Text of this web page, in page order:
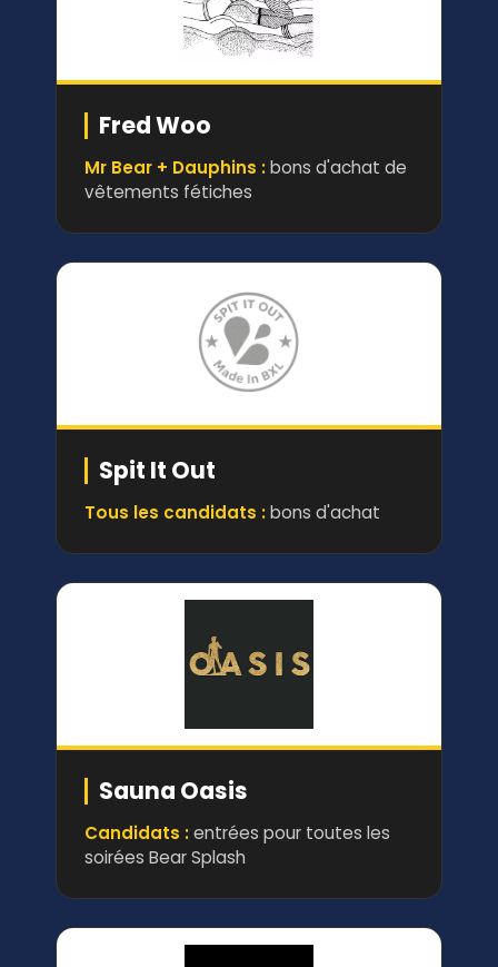
Fred Woo
Mr Bear + Dauphins :bons d'achat de
vêtements fétiches
Spit It Out
Tous les candidats :bons d'achat
Sauna Oasis
Candidats :entrées pour toutes les
soirées Bear Splash